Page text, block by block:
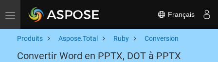
Toggle navigation Français
Produits Aspose.Total Ruby Conversion
Convertir Word en PPTX, DOT à PPTX